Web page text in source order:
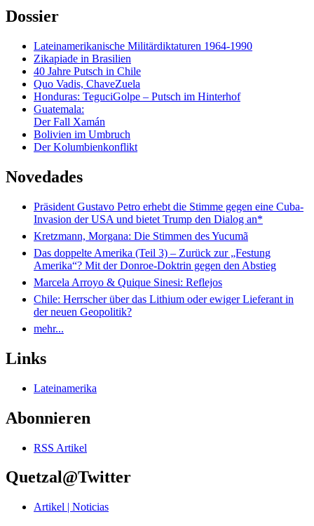
Dossier
Lateinamerikanische Militärdiktaturen 1964-1990
Zikapiade in Brasilien
40 Jahre Putsch in Chile
Quo Vadis, ChaveZuela
Honduras: TeguciGolpe – Putsch im Hinterhof
Guatemala:
Der Fall Xamán
Bolivien im Umbruch
Der Kolumbienkonflikt
Novedades
Präsident Gustavo Petro erhebt die Stimme gegen eine Cuba-
Invasion der USA und bietet Trump den Dialog an*
Kretzmann, Morgana: Die Stimmen des Yucumã
Das doppelte Amerika (Teil 3) – Zurück zur „Festung
Amerika“? Mit der Donroe-Doktrin gegen den Abstieg
Marcela Arroyo & Quique Sinesi: Reflejos
Chile: Herrscher über das Lithium oder ewiger Lieferant in
der neuen Geopolitik?
mehr...
Links
Lateinamerika
Abonnieren
RSS Artikel
Quetzal@Twitter
Artikel | Noticias